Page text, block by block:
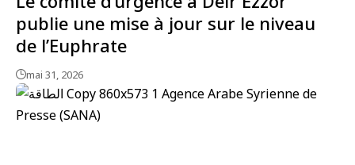
publie une mise à jour sur le niveau
de l’Euphrate
mai 31, 2026